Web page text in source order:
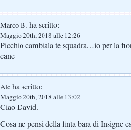
Marco B. ha scritto:
Maggio 20th, 2018 alle 12:26
Picchio cambiala te squadra…io per la
cane
Ale ha scritto:
Maggio 20th, 2018 alle 13:02
Ciao David.
Cosa ne pensi della finta bara di Insigne